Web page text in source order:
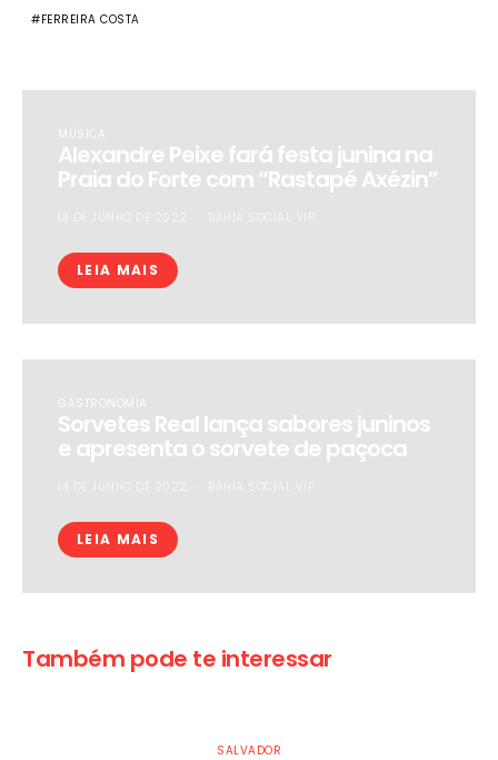
FERREIRA COSTA
MÚSICA
Alexandre Peixe fará festa junina na
Praia do Forte com “Rastapé Axézin”
LEIA MAIS
GASTRONOMIA
Sorvetes Real lança sabores juninos
e apresenta o sorvete de paçoca
LEIA MAIS
Também pode te interessar
SALVADOR